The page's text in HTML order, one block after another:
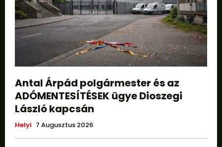
Antal Árpád polgármester és az
ADÓMENTESÍTÉSEK ügye Dioszegi
László kapcsán
Helyi 7 Augusztus 2026